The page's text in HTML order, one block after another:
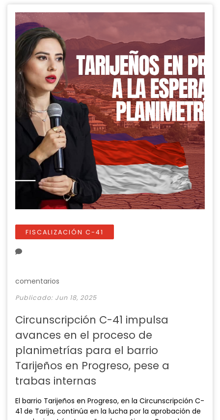
FISCALIZACIÓN C-41
comentarios
Publicado: Jun 18, 2025
Circunscripción C-41 impulsa
avances en el proceso de
planimetrías para el barrio
Tarijeños en Progreso, pese a
trabas internas
El barrio Tarijeños en Progreso, en la Circunscripción C-
41 de Tarija, continúa en la lucha por la aprobación de